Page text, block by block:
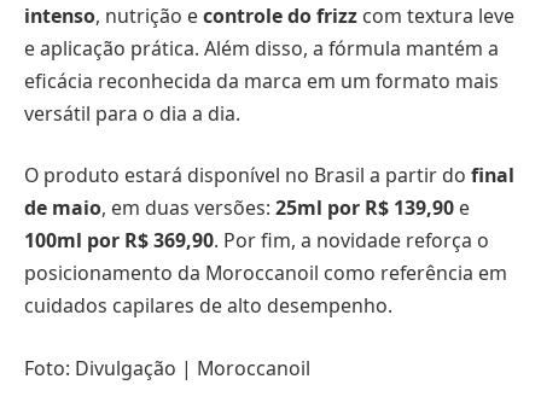
intenso, nutrição econtrole do frizz com textura leve
e aplicação prática. Além disso, a fórmula mantém a
eficácia reconhecida da marca em um formato mais
versátil para o dia a dia.
O produto estará disponível no Brasil a partir do final
de maio, em duas versões: 25ml por R$ 139,90 e
100ml por R$ 369,90. Por fim, a novidade reforça o
posicionamento da Moroccanoil como referência em
cuidados capilares de alto desempenho.
Foto: Divulgação | Moroccanoil